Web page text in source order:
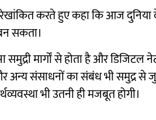
रेखांकित करते हुए कहा कि आज
सकता।
समुद्री मार्गों से होता है और डिजिटल
संसाधनों का संबंध भी समुद्र से
भी उतनी ही मजबूत होगी।